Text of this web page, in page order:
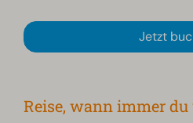
Jetzt
Reise, wann immer